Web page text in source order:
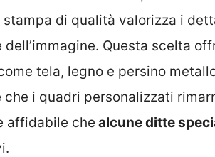
stampa di qualità valorizza i
dell’immagine. Questa scelta
tela, legno e persino
che i quadri personalizzati
affidabile che alcune ditte